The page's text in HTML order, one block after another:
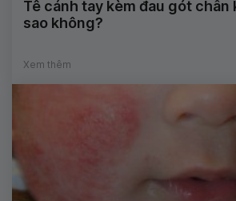
Tê cánh tay kèm đau gót chân
sao không?
Xem thêm